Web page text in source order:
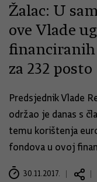
Žalac: U
ove Vlade
financiranih
za 232 posto
Predsjednik Vlade
održao je danas s
temu korištenja
fondova u ovoj
30.11.2017.